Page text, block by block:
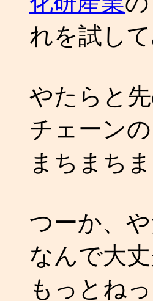
れを試して
やたらと
チェーン
まちまち
つーか、
なんで大
もっとね